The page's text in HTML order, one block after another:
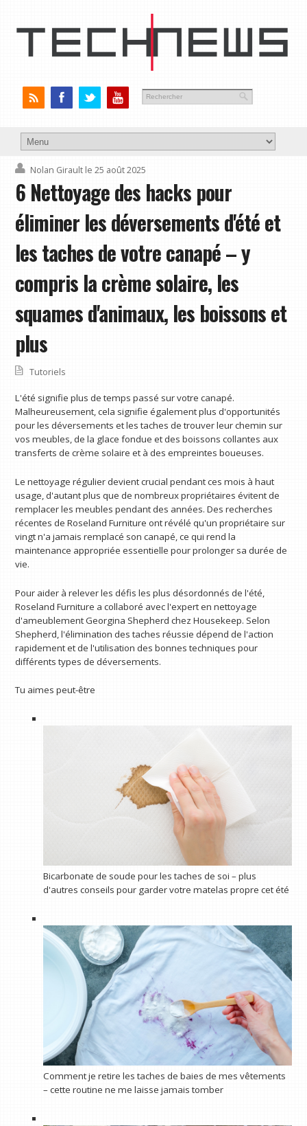
Nolan Girault le 25 août 2025
6 Nettoyage des hacks pour
éliminer les déversements d'été et
les taches de votre canapé – y
compris la crème solaire, les
squames d'animaux, les boissons et
plus
Tutoriels
L'été signifie plus de temps passé sur votre canapé.
Malheureusement, cela signifie également plus d'opportunités
pour les déversements et les taches de trouver leur chemin sur
vos meubles, de la glace fondue et des boissons collantes aux
transferts de crème solaire et à des empreintes boueuses.
Le nettoyage régulier devient crucial pendant ces mois à haut
usage, d'autant plus que de nombreux propriétaires évitent de
remplacer les meubles pendant des années. Des recherches
récentes de Roseland Furniture ont révélé qu'un propriétaire sur
vingt n'a jamais remplacé son canapé, ce qui rend la
maintenance appropriée essentielle pour prolonger sa durée de
vie.
Pour aider à relever les défis les plus désordonnés de l'été,
Roseland Furniture a collaboré avec l'expert en nettoyage
d'ameublement Georgina Shepherd chez Housekeep. Selon
Shepherd, l'élimination des taches réussie dépend de l'action
rapidement et de l'utilisation des bonnes techniques pour
différents types de déversements.
Tu aimes peut-être
Bicarbonate de soude pour les taches de soi – plus
d'autres conseils pour garder votre matelas propre cet été
Comment je retire les taches de baies de mes vêtements
– cette routine ne me laisse jamais tomber